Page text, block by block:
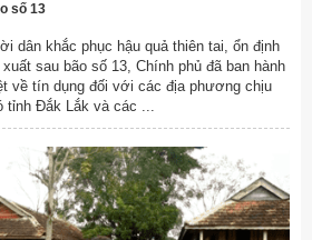
số 13
dân khắc phục hậu quả thiên tai, ổn định
sau bão số 13, Chính phủ đã ban hành
về tín dụng đối với các địa phương chịu
tỉnh Đắk Lắk và các ...